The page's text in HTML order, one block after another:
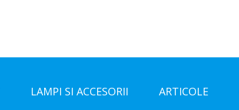
LAMPI SI ACCESORII ARTICOLE